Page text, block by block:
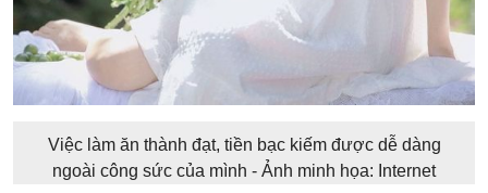
Việc làm ăn thành đạt, tiền bạc kiếm được dễ dàng
ngoài công sức của mình - Ảnh minh họa: Internet